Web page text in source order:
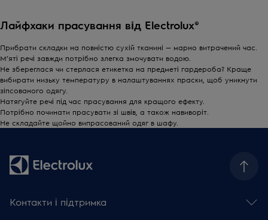
Лайфхаки прасування від Electrolux®
Прибрати складки на повністю сухій тканині — марно витрачений час.
М’яті речі завжди потрібно злегка змочувати водою.
Не збереглася чи стерлася етикетка на предметі гардероба? Краще
вибирати низьку температуру в налаштуваннях праски, щоб уникнути
зіпсованого одягу.
Натягуйте речі під час прасування для кращого ефекту.
Потрібно починати прасувати зі швів, а також навиворіт.
Не складайте щойно випрасований одяг в шафу.
Контакти і підтримка